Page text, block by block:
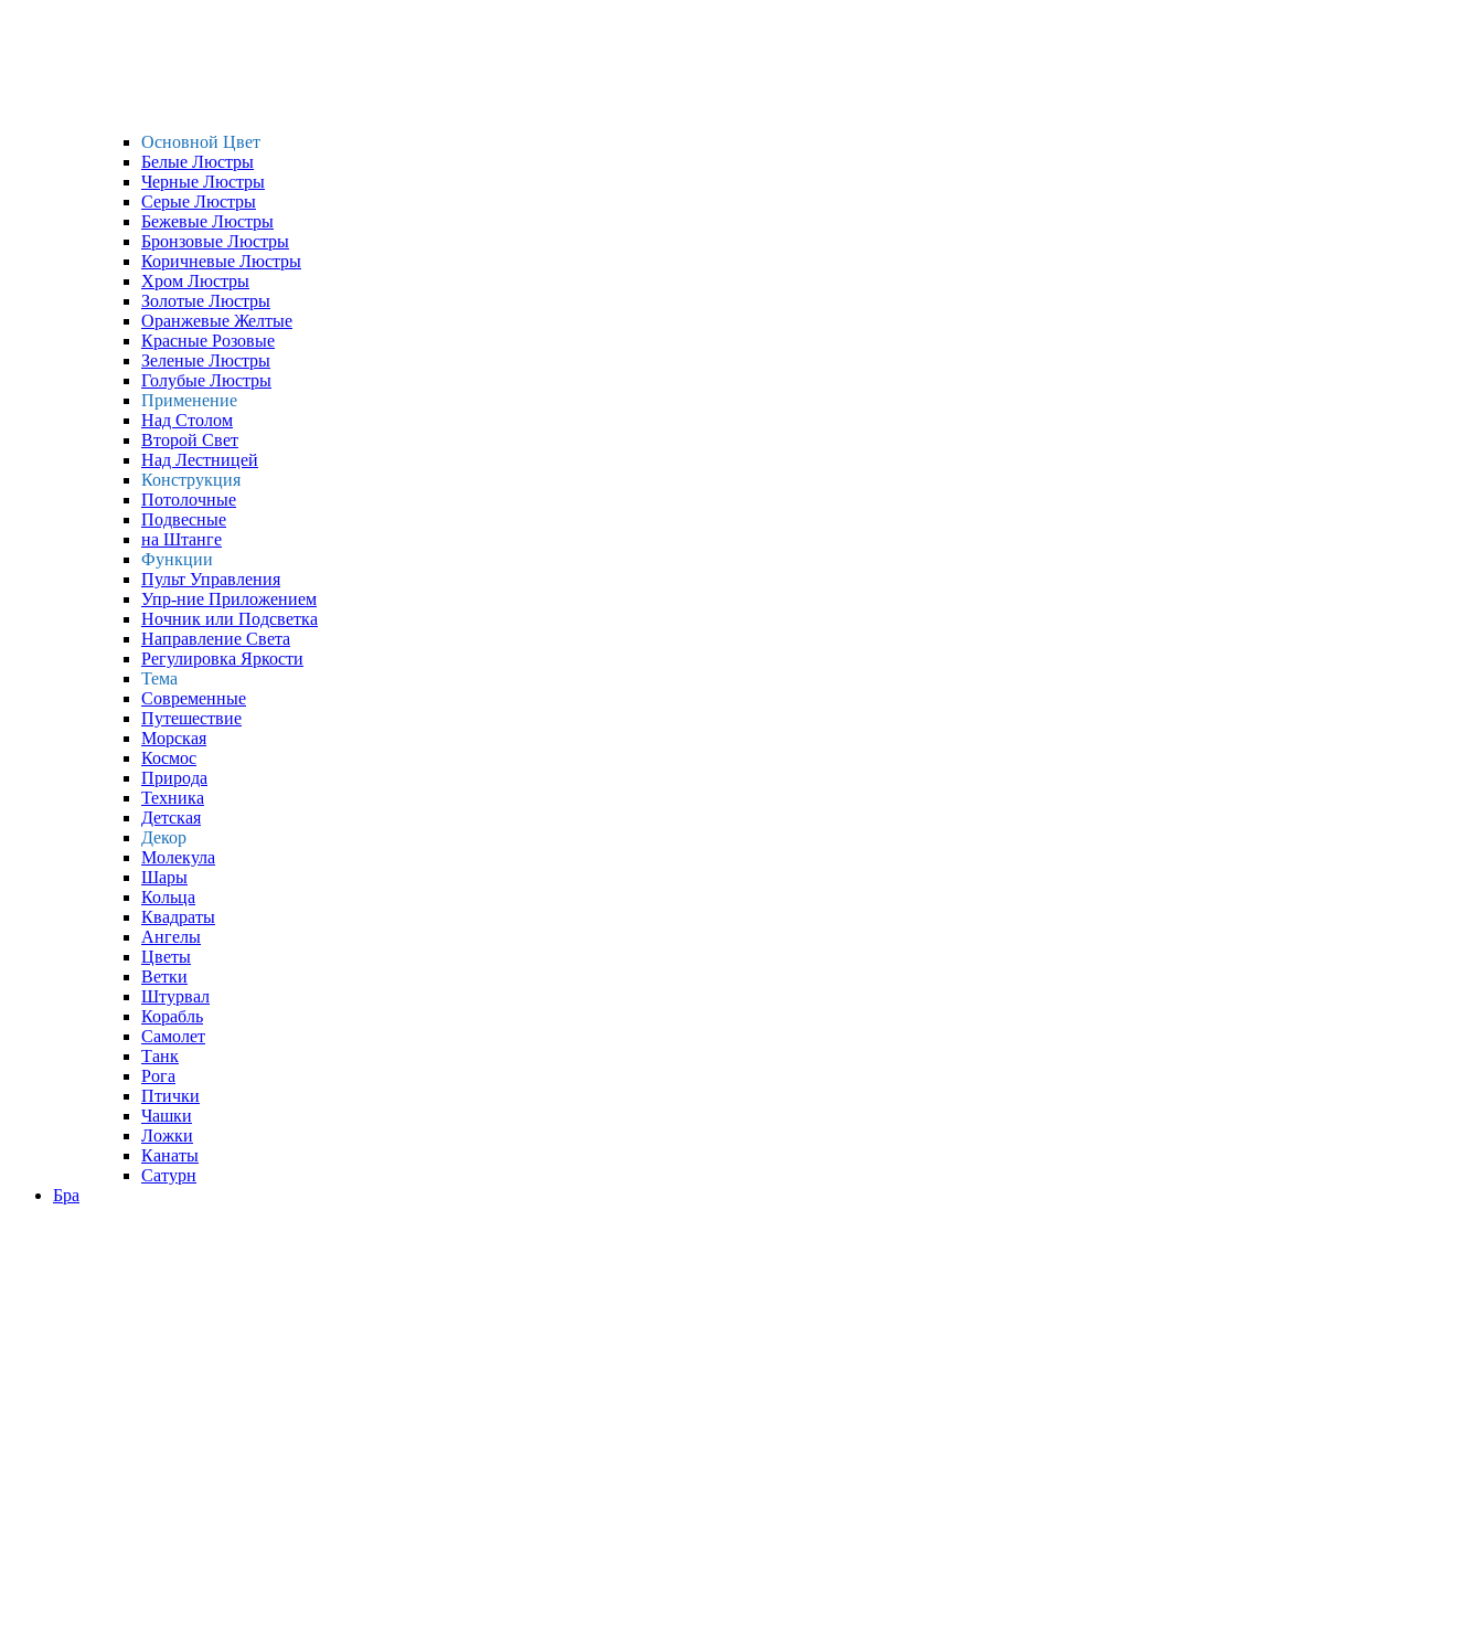
Основной Цвет
Белые Люстры
Черные Люстры
Серые Люстры
Бежевые Люстры
Бронзовые Люстры
Коричневые Люстры
Хром Люстры
Золотые Люстры
Оранжевые Желтые
Красные Розовые
Зеленые Люстры
Голубые Люстры
Применение
Над Столом
Второй Свет
Над Лестницей
Конструкция
Потолочные
Подвесные
на Штанге
Функции
Пульт Управления
Упр-ние Приложением
Ночник или Подсветка
Направление Света
Регулировка Яркости
Тема
Современные
Путешествие
Морская
Космос
Природа
Техника
Детская
Декор
Молекула
Шары
Кольца
Квадраты
Ангелы
Цветы
Ветки
Штурвал
Корабль
Самолет
Танк
Рога
Птички
Чашки
Ложки
Канаты
Сатурн
Бра